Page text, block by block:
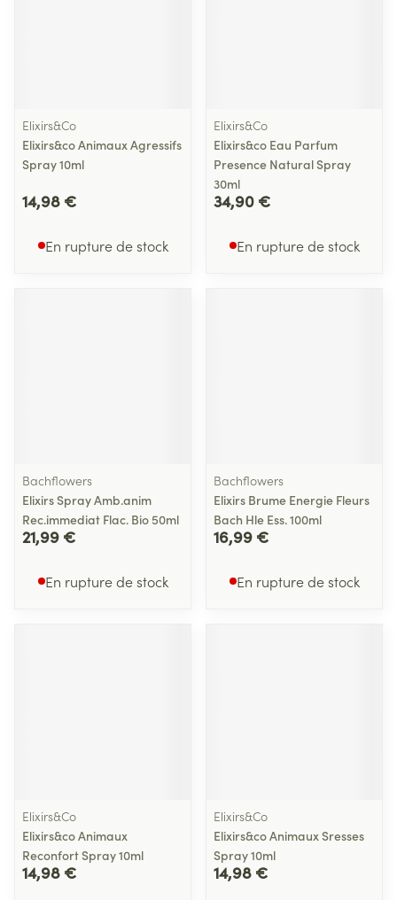
Elixirs&Co
Elixirs&co Animaux Agressifs
Spray 10ml
14,98 €
En rupture de stock
Elixirs&Co
Elixirs&co Eau Parfum
Presence Natural Spray
30ml
34,90 €
En rupture de stock
Bachflowers
Elixirs Spray Amb.anim
Rec.immediat Flac. Bio 50ml
21,99 €
En rupture de stock
Bachflowers
Elixirs Brume Energie Fleurs
Bach Hle Ess. 100ml
16,99 €
En rupture de stock
Elixirs&Co
Elixirs&co Animaux
Reconfort Spray 10ml
14,98 €
Elixirs&Co
Elixirs&co Animaux Sresses
Spray 10ml
14,98 €